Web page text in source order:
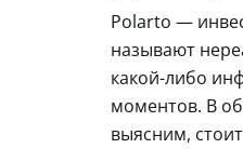
Polarto —
называют
какой-либо
моментов. В
выясним,